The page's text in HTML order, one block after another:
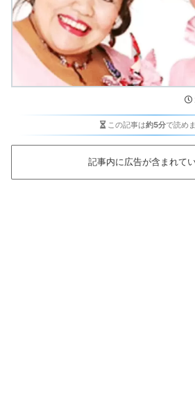
この記事は約5分で読めま
記事内に広告が含まれてい